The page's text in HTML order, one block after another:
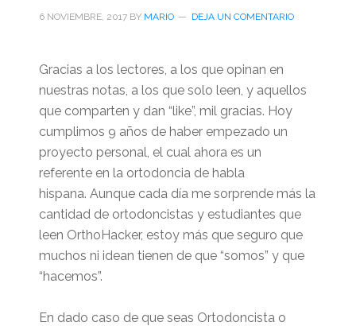
6 NOVIEMBRE, 2017BY MARIO DEJA UN COMENTARIO
Gracias a los lectores, a los que opinan en
nuestras notas, a los que solo leen, y aquellos
que comparten y dan “like”, mil gracias. Hoy
cumplimos 9 años de haber empezado un
proyecto personal, el cual ahora es un
referente en la ortodoncia de habla
hispana. Aunque cada día me sorprende más la
cantidad de ortodoncistas y estudiantes que
leen OrthoHacker, estoy más que seguro que
muchos ni idean tienen de que “somos” y que
“hacemos”.
En dado caso de que seas Ortodoncista o